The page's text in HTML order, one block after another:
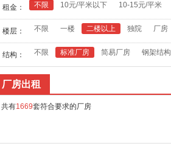
租金： 不限 10元/平米以下 10-15元/平米
楼层： 不限 一楼 二楼以上 独院 厂房
结构： 不限 标准厂房 简易厂房 钢架结构
厂房出租
共有1669套符合要求的厂房